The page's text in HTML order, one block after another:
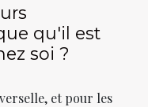
qu'il est
soi ?
et pour les